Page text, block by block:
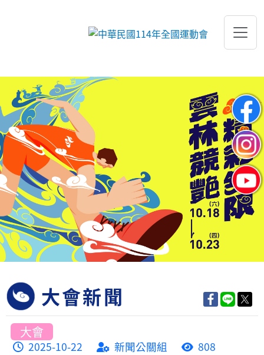
跳到主要內容
大會新聞
大會
2025-10-22 新聞公關組 808